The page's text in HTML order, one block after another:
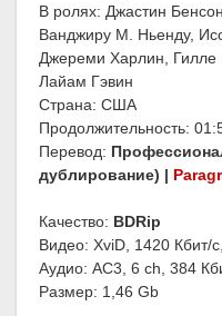
В ролях: Джастин
Ванджиру М. Ньенду,
Джереми Харлин, Гилле
Лайам Гэвин
Страна: США
Продолжительность:
Перевод:
дублирование) |
Качество: BDRip
Видео: XviD, 1420 Кбит/
Аудио: AC3, 6 ch, 384
Размер: 1,46 Gb